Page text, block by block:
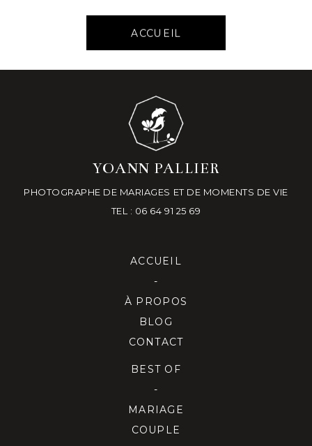
ACCUEIL
YOANN PALLIER
PHOTOGRAPHE DE MARIAGES ET DE MOMENTS DE VIE
TEL : 06 64 91 25 69
ACCUEIL
-
À PROPOS
BLOG
CONTACT
BEST OF
-
MARIAGE
COUPLE